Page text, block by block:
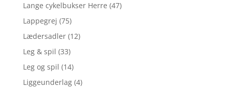
Lange cykelbukser Herre (47)
Lappegrej (75)
Lædersadler (12)
Leg & spil (33)
Leg og spil (14)
Liggeunderlag (4)